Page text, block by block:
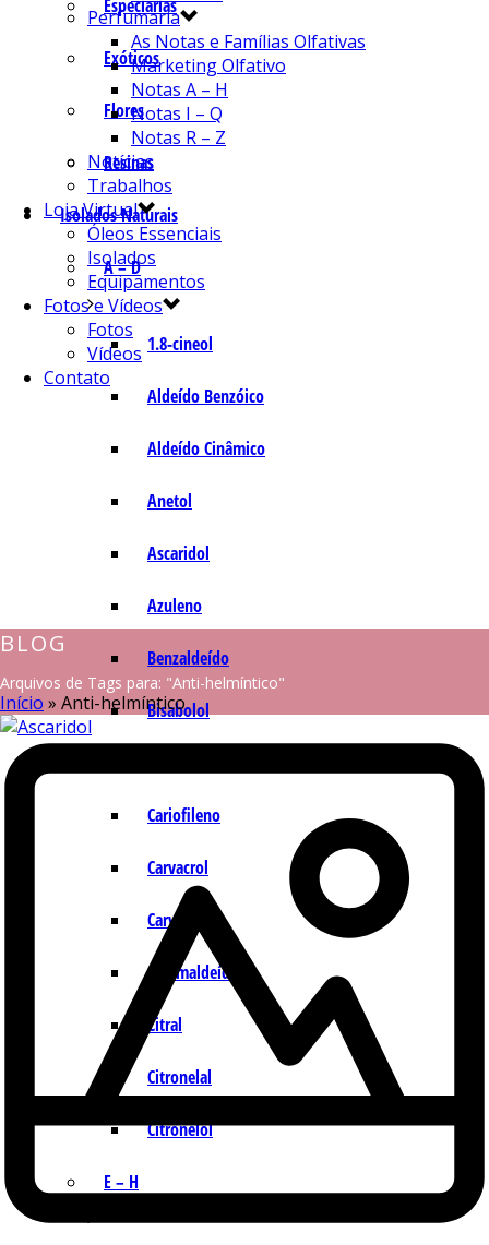
Especiarias
Exóticos
Flores
Resinas
Isolados Naturais
A – D
1.8-cineol
Aldeído Benzóico
Aldeído Cinâmico
Anetol
Ascaridol
Azuleno
Benzaldeído
Bisabolol
Cariofileno
Carvacrol
Carvona
Cinamaldeído
Citral
Citronelal
Citronelol
E – H
Perfumaria
As Notas e Famílias Olfativas
Marketing Olfativo
Notas A – H
Notas I – Q
Notas R – Z
Notícias
Trabalhos
Loja Virtual
Óleos Essenciais
Isolados
Equipamentos
Fotos e Vídeos
Fotos
Vídeos
Contato
BLOG
Arquivos de Tags para: "Anti-helmíntico"
Início » Anti-helmíntico